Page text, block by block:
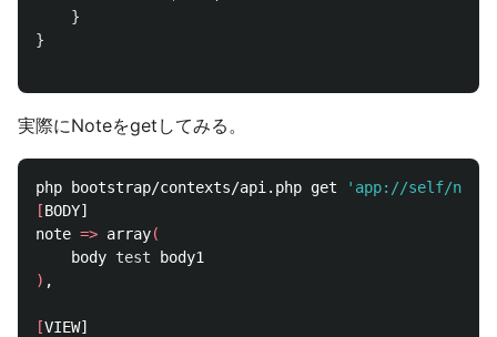
}
}
実際にNoteをgetしてみる。
php bootstrap/contexts/api.php get
'app://self/
[BODY]
note => array(
    body
test
) ,
[